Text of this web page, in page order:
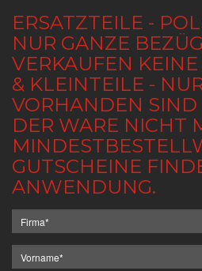
ERSATZTEILE -
NUR GANZE
VERKAUFEN
& KLEINTEILE -
VORHANDEN SIND
DER WARE NICHT
GUTSCHEINE
ANWENDUNG.